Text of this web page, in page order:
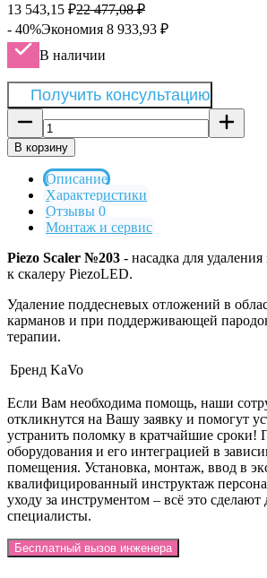
13 543,15 ₽22 477,08 ₽
- 40%Экономия 8 933,93 ₽
В наличии
Получить консультацию
В корзину
Описание
Характеристики
Отзывы 0
Монтаж и сервис
Piezo Scaler №203 - насадка для
к скалеру PiezoLED.
Удаление поддесневых отложений в
карманов и при поддерживающей
терапии.
Бренд KaVo
Если Вам необходима помощь, наши
откликнутся на Вашу заявку и помогут
устранить поломку в кратчайшие сроки!
оборудования и его интеграцией в
помещения. Установка, монтаж, ввод в
квалифицированный инструктаж
уходу за инструментом – всё это
специалисты.
Бесплатный вызов инженера